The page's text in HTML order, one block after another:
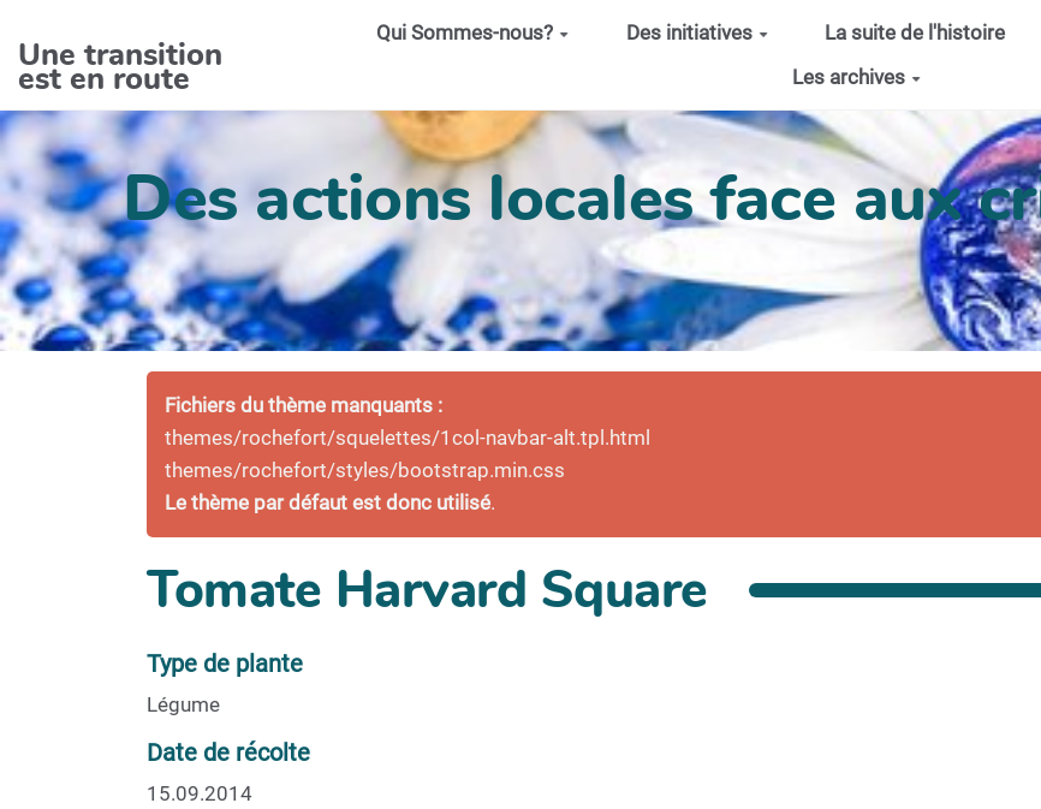
Une transition
est en route
Qui Sommes-nous? Des initiatives La suite de l'histoire
Les archives
Des actions locales face aux
Fichiers du thème manquants :
themes/rochefort/squelettes/1col-navbar-alt.tpl.html
themes/rochefort/styles/bootstrap.min.css
Le thème par défaut est donc utilisé.
Tomate Harvard Square
Type de plante
Légume
Date de récolte
15.09.2014